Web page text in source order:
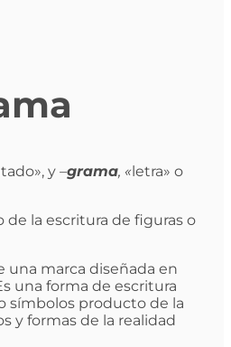
y –grama, «letra» o
de la escritura de figuras o
una marca diseñada en
una forma de escritura
símbolos producto de la
y formas de la realidad